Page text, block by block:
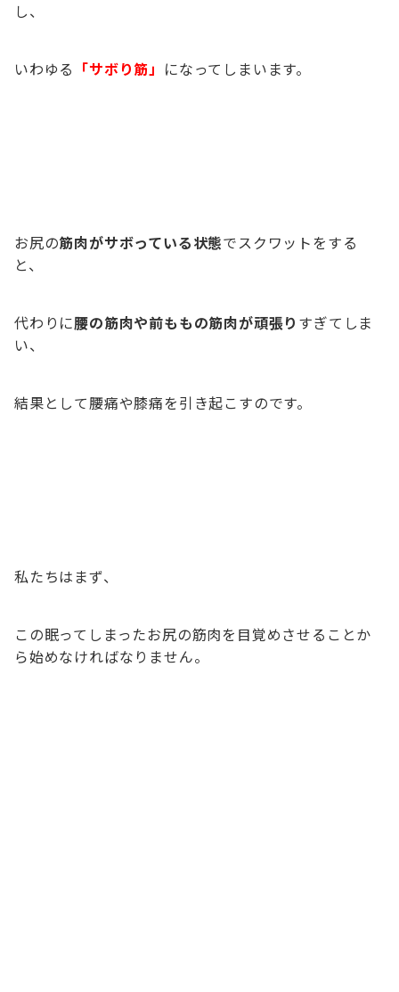
し、
いわゆる 「サボり筋」 になってしまいます。
お尻の筋肉がサボっている状態でスクワットをする
と、
代わりに腰の筋肉や前ももの筋肉が頑張り すぎてしま
い、
結果として腰痛や膝痛を引き起こすのです。
私たちはまず、
この眠ってしまったお尻の筋肉を目覚めさせることか
ら始めなければなりません。